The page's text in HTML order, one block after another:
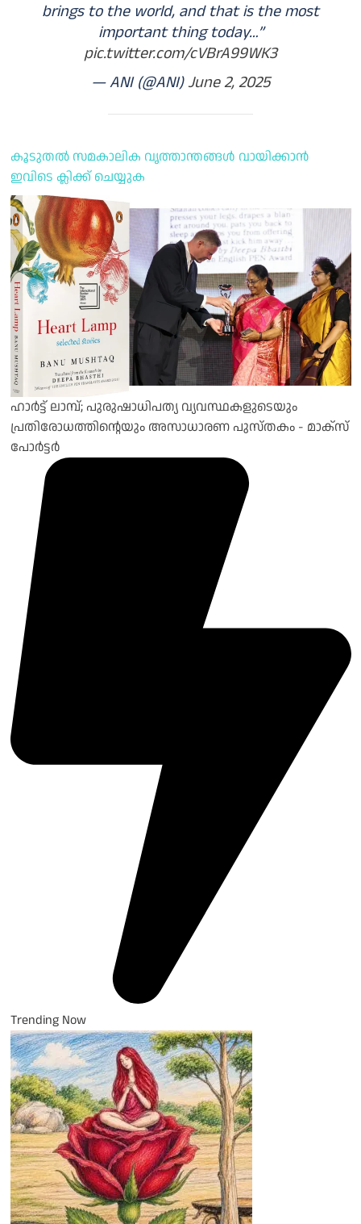
brings to the world, and that is the most
important thing today…”
pic.twitter.com/cVBrA99WK3
— ANI (@ANI)June 2, 2025
കൂടുതൽ സമകാലിക വൃത്താന്തങ്ങൾ വായിക്കാൻ
ഇവിടെ ക്ലിക്ക് ചെയ്യുക
ഹാർട്ട് ലാമ്പ്; പുരുഷാധിപത്യ വ്യവസ്ഥകളുടെയും
പ്രതിരോധത്തിന്റെയും അസാധാരണ പുസ്തകം - മാക്‌സ്
പോർട്ടർ
Trending Now